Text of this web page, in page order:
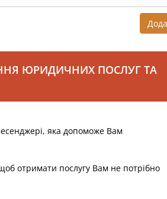
ЮРИДИЧНИХ ПОСЛУГ ТА
яка допоможе Вам
отримати послугу Вам не потрібно